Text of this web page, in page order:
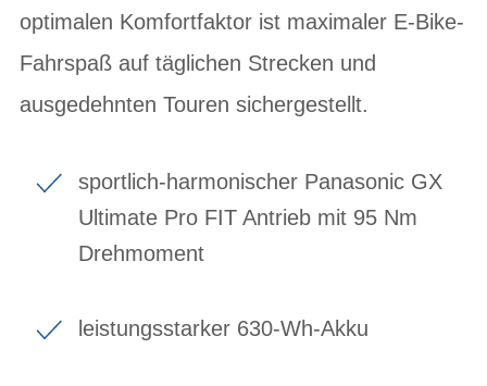
optimalen Komfortfaktor ist maximaler E-Bike-
Fahrspaß auf täglichen Strecken und
ausgedehnten Touren sichergestellt.
sportlich-harmonischer Panasonic GX
Ultimate Pro FIT Antrieb mit 95 Nm
Drehmoment
leistungsstarker 630-Wh-Akku